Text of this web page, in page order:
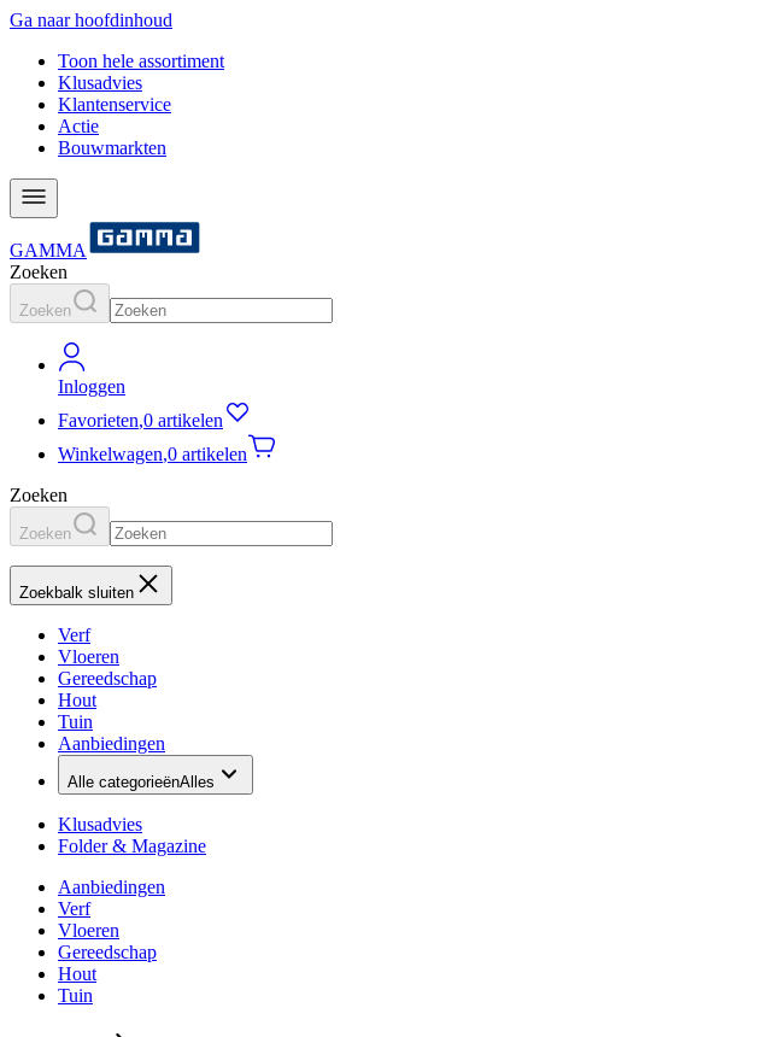
Ga naar hoofdinhoud
Toon hele assortiment
Klusadvies
Klantenservice
Actie
Bouwmarkten
GAMMA
Zoeken
Zoeken
Inloggen
Favorieten,0 artikelen
Winkelwagen,0 artikelen
Zoeken
Zoeken
Zoekbalk sluiten
Verf
Vloeren
Gereedschap
Hout
Tuin
Aanbiedingen
Alle categorieënAlles
Klusadvies
Folder & Magazine
Aanbiedingen
Verf
Vloeren
Gereedschap
Hout
Tuin